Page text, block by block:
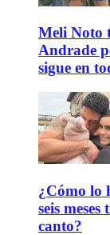
Meli Noto
Andrade
sigue en
¿Cómo lo
seis
canto?